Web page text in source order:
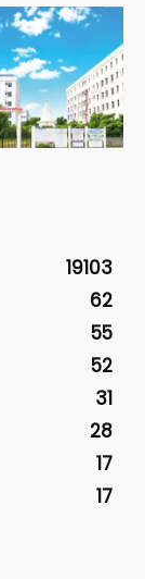
19103
62
55
52
31
28
17
17